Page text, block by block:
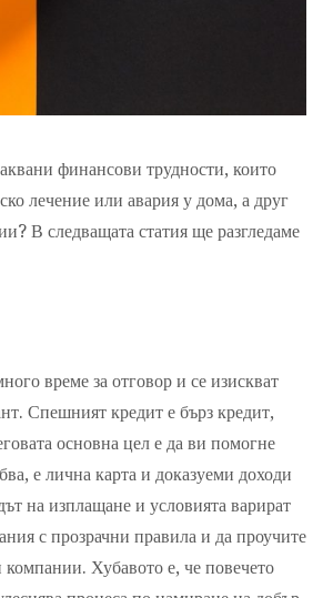
финансови трудности, които
лечение или авария у дома, а друг
В следващата статия ще разгледаме
време за отговор и се изискват
Спешният кредит е бърз кредит,
основна цел е да ви помогне
е лична карта и доказуеми доходи
на изплащане и условията варират
с прозрачни правила и да проучите
Хубавото е, че повечето